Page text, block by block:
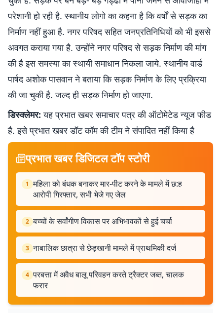
परेशानी हो रही है. स्थानीय लोगो का कहना है कि वर्षों से सड़क का
निर्माण नहीं हुआ है. नगर परिषद सहित जनप्रतिनिधियों को भी इससे
अवगत कराया गया है. उन्होंने नगर परिषद से सड़क निर्माण की मांग
की है इस समस्या का स्थायी समाधान निकला जाये. स्थानीय वार्ड
पार्षद अशोक पासवान ने बताया कि सड़क निर्माण के लिए प्रक्रिया
की जा चुकी है. जल्द ही सड़क निर्माण हो जाएगा.
डिस्क्लेमर: यह प्रभात खबर समाचार पत्र की ऑटोमेटेड न्यूज फीड
है. इसे प्रभात खबर डॉट कॉम की टीम ने संपादित नहीं किया है
प्रभात खबर डिजिटल टॉप स्टोरी
1 महिला को बंधक बनाकर मार-पीट करने के मामले में छ:ह
आरोपी गिरफ्तार, सभी भेजे गए जेल
2 बच्चों के सर्वांगीण विकास पर अभिभावकों से हुई चर्चा
3 नाबालिक छात्रा से छेड़खानी मामले में प्राथमिकी दर्ज
4 परबत्ता में अवैध बालू परिवहन करते ट्रैक्टर जब्त, चालक
फरार